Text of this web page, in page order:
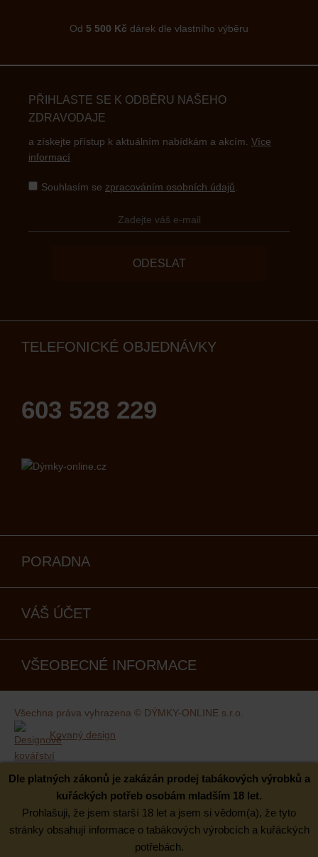
Od 5 500 Kč dárek dle vlastního výběru
PŘIHLASTE SE K ODBĚRU NAŠEHO
ZDRAVODAJE
a získejte přístup k aktuálním nabídkám a akcím. Více
informací
Souhlasím se zpracováním osobních údajů
ODESLAT
TELEFONICKÉ OBJEDNÁVKY
603 528 229
PORADNA
VÁŠ ÚČET
VŠEOBECNÉ INFORMACE
Všechna práva vyhrazena © DÝMKY-ONLINE s.r.o.
Kovaný design
Dle platných zákonů je zakázán prodej tabákových výrobků a
kuřáckých potřeb osobám mladším 18 let.
Prohlašuji, že jsem starší 18 let a jsem si vědom(a), že tyto
stránky obsahují informace o tabákových výrobcích a kuřáckých
potřebách.